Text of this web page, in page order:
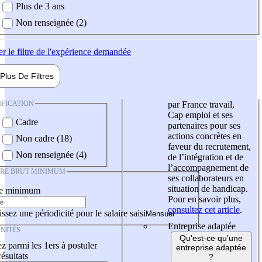
Plus de 3 ans
Non renseignée (2)
le filtre de l'expérience demandée
Plus De Filtres
Cadre
Non cadre (18)
Non renseignée (4)
BRUT MINIMUM
minimum
une périodicité pour le salaire saisi
parmi les 1ers à postuler
par France travail,
Cap emploi et ses
partenaires pour ses
actions concrètes en
faveur du recrutement,
de l’intégration et de
l’accompagnement de
ses collaborateurs en
situation de handicap.
Pour en savoir plus,
consultez cet article.
Entreprise adaptée
Qu'est-ce qu'une
entreprise adaptée
?